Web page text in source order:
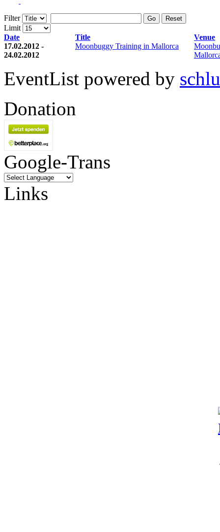
Filter Go Reset
Limit
Date
Title
Venue
17.02.2012 -
24.02.2012
Moonbuggy Training in Mallorca
EventList powered by
Donation
Google-Trans
Links